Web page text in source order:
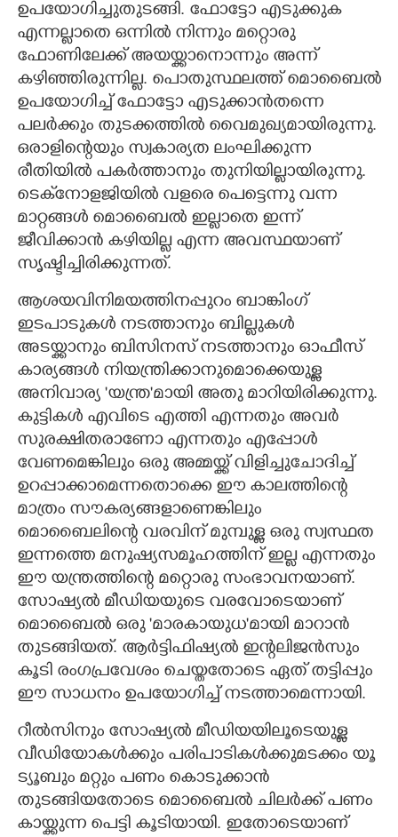
ഉപയോഗിച്ചുതുടങ്ങി. ഫോട്ടോ എടുക്കുക
എന്നല്ലാതെ ഒന്നിൽ നിന്നും മറ്റൊരു
ഫോണിലേക്ക് അയയ്ക്കാനൊന്നും അന്ന്
കഴിഞ്ഞിരുന്നില്ല. പൊതുസ്ഥലത്ത് മൊബൈൽ
ഉപയോഗിച്ച് ഫോട്ടോ എടുക്കാൻതന്നെ
പലർക്കും തുടക്കത്തിൽ വൈമുഖ്യമായിരുന്നു.
ഒരാളിന്റെയും സ്വകാര്യത ലംഘിക്കുന്ന
രീതിയിൽ പകർത്താനും തുനിയില്ലായിരുന്നു.
ടെക്‌നോളജിയിൽ വളരെ പെട്ടെന്നു വന്ന
മാറ്റങ്ങൾ മൊബൈൽ ഇല്ലാതെ ഇന്ന്
ജീവിക്കാൻ കഴിയില്ല എന്ന അവസ്ഥയാണ്
സൃഷ്ടിച്ചിരിക്കുന്നത്.
ആശയവിനിമയത്തിനപ്പുറം ബാങ്കിംഗ്
ഇടപാടുകൾ നടത്താനും ബില്ലുകൾ
അടയ്ക്കാനും ബിസിനസ് നടത്താനും ഓഫീസ്
കാര്യങ്ങൾ നിയന്ത്രിക്കാനുമൊക്കെയുള്ള
അനിവാര്യ 'യന്ത്ര'മായി അതു മാറിയിരിക്കുന്നു.
കുട്ടികൾ എവിടെ എത്തി എന്നതും അവർ
സുരക്ഷിതരാണോ എന്നതും എപ്പോൾ
വേണമെങ്കിലും ഒരു അമ്മയ്ക്ക് വിളിച്ചുചോദിച്ച്
ഉറപ്പാക്കാമെന്നതൊക്കെ ഈ കാലത്തിന്റെ
മാത്രം സൗകര്യങ്ങളാണെങ്കിലും
മൊബൈലിന്റെ വരവിന് മുമ്പുള്ള ഒരു സ്വസ്ഥത
ഇന്നത്തെ മനുഷ്യസമൂഹത്തിന് ഇല്ല എന്നതും
ഈ യന്ത്രത്തിന്റെ മറ്റൊരു സംഭാവനയാണ്.
സോഷ്യൽ മീഡിയയുടെ വരവോടെയാണ്
മൊബൈൽ ഒരു 'മാരകായുധ'മായി മാറാൻ
തുടങ്ങിയത്. ആർട്ടിഫിഷ്യൽ ഇന്റലിജൻസും
കൂടി രംഗപ്രവേശം ചെയ്തതോടെ ഏത് തട്ടിപ്പും
ഈ സാധനം ഉപയോഗിച്ച് നടത്താമെന്നായി.
റീൽസിനും സോഷ്യൽ മീഡിയയിലൂടെയുള്ള
വീഡിയോകൾക്കും പരിപാടികൾക്കുമടക്കം യൂ
ട്യൂബും മറ്റും പണം കൊടുക്കാൻ
തുടങ്ങിയതോടെ മൊബൈൽ ചിലർക്ക് പണം
കായ്ക്കുന്ന പെട്ടി കൂടിയായി. ഇതോടെയാണ്